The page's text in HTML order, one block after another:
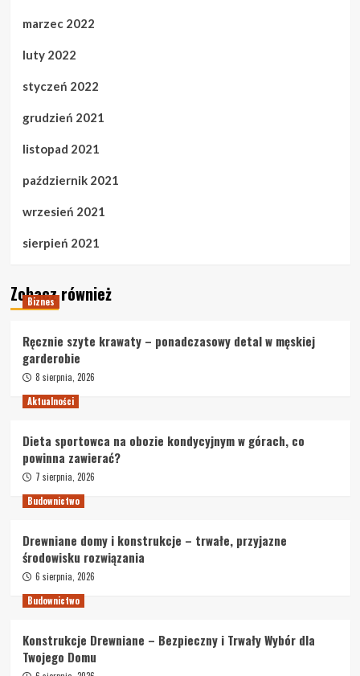
marzec 2022
luty 2022
styczeń 2022
grudzień 2021
listopad 2021
październik 2021
wrzesień 2021
sierpień 2021
Zobacz również
Biznes
Ręcznie szyte krawaty – ponadczasowy detal w męskiej
garderobie
8 sierpnia, 2026
Aktualności
Dieta sportowca na obozie kondycyjnym w górach, co
powinna zawierać?
7 sierpnia, 2026
Budownictwo
Drewniane domy i konstrukcje – trwałe, przyjazne
środowisku rozwiązania
6 sierpnia, 2026
Budownictwo
Konstrukcje Drewniane – Bezpieczny i Trwały Wybór dla
Twojego Domu